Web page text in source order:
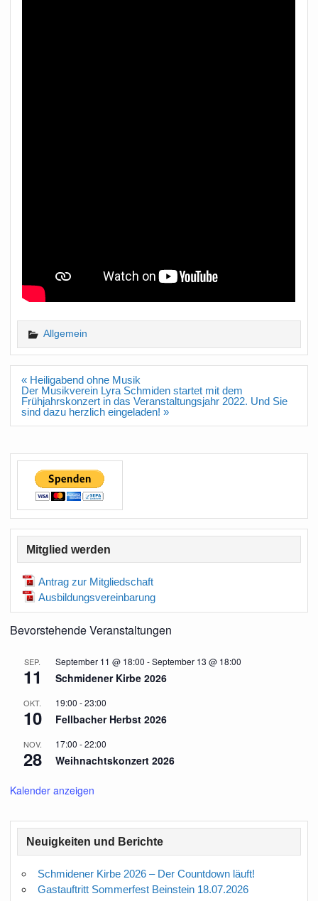
Allgemein
Beitragsnavigation
« Heiligabend ohne Musik
Der Musikverein Lyra Schmiden startet mit dem
Frühjahrskonzert in das Veranstaltungsjahr 2022. Und Sie
sind dazu herzlich eingeladen! »
Mitglied werden
Antrag zur Mitgliedschaft
Ausbildungsvereinbarung
Bevorstehende Veranstaltungen
SEP.
11
September 11 @ 18:00 -September 13 @ 18:00
Schmidener Kirbe 2026
OKT.
10
19:00 -23:00
Fellbacher Herbst 2026
NOV.
28
17:00 -22:00
Weihnachtskonzert 2026
Kalender anzeigen
Neuigkeiten und Berichte
Schmidener Kirbe 2026 – Der Countdown läuft!
Gastauftritt Sommerfest Beinstein 18.07.2026